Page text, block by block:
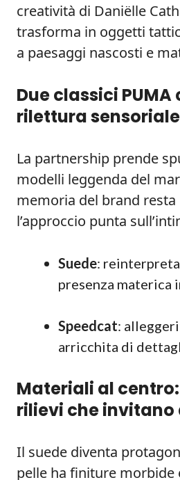
creatività di Daniëlle
trasforma in oggetti
a paesaggi nascosti e
Due classici PUMA
rilettura sensoriale
La partnership prende
modelli leggenda del
memoria del brand
l’approccio punta
Suede:
presenza materica
Speedcat:
arricchita di
Materiali al
rilievi che
Il suede diventa
pelle ha finiture morbide